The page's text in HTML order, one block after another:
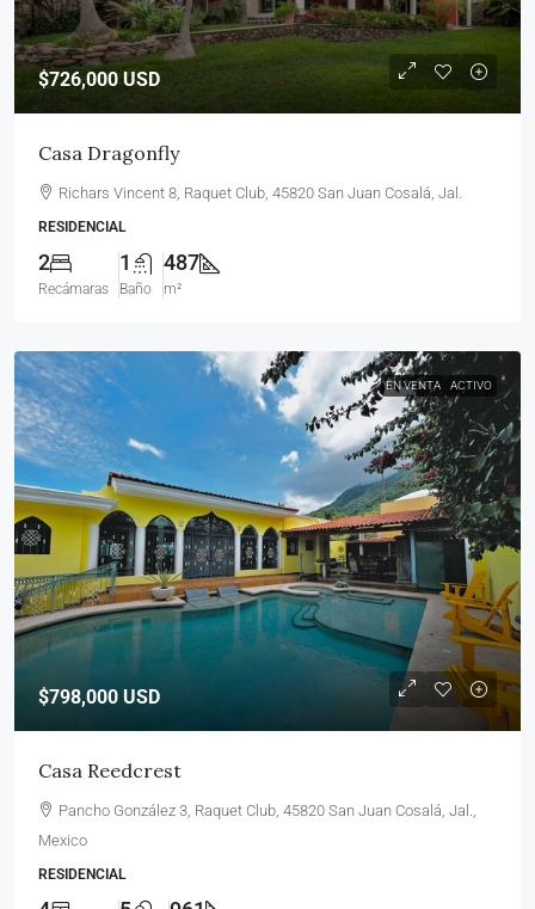
$726,000USD
Casa Dragonfly
Richars Vincent 8, Raquet Club, 45820 San Juan Cosalá, Jal.
RESIDENCIAL
2
Recámaras
1
Baño
487
m²
EN VENTA ACTIVO
$798,000 USD
Casa Reedcrest
Pancho González 3, Raquet Club, 45820 San Juan Cosalá, Jal.,
Mexico
RESIDENCIAL